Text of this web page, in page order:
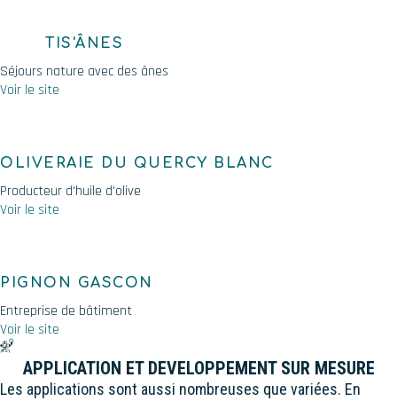
TIS'ÂNES
Séjours nature avec des ânes
Voir le site
OLIVERAIE DU QUERCY BLANC
Producteur d'huile d'olive
Voir le site
PIGNON GASCON
Entreprise de bâtiment
Voir le site
APPLICATION ET DEVELOPPEMENT SUR MESURE
Les applications sont aussi nombreuses que variées. En